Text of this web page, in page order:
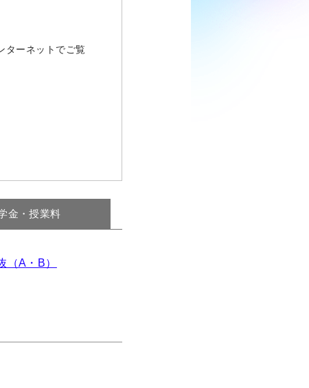
ターネットでご覧
金・授業料
（A・B）